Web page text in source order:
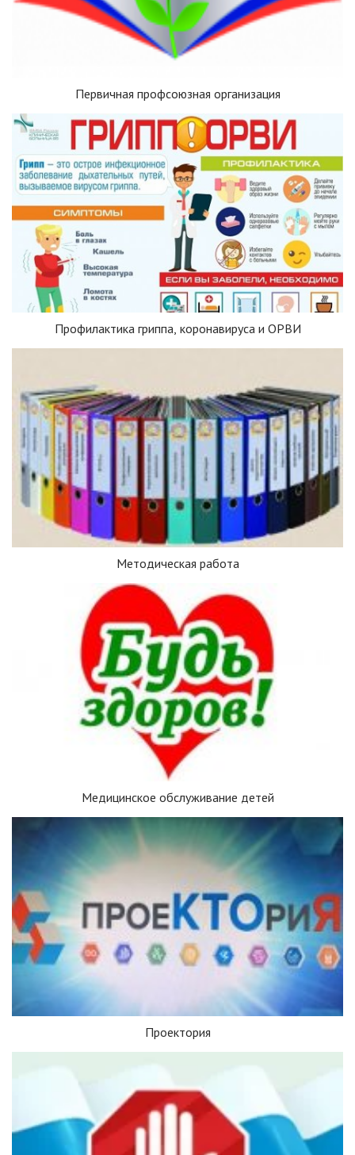
Первичная профсоюзная организация
Профилактика гриппа, коронавируса и ОРВИ
Методическая работа
Медицинское обслуживание детей
Проектория